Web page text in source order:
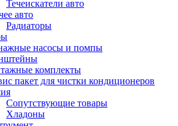
Течеискатели авто
авто
Радиаторы
насосы и помпы
комплекты
пакет для чистки кондиционеров
Сопутствующие товары
Хладоны